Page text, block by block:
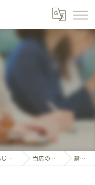
大阪市北区の占いなら「易占元舖かんじんや」 当店の特徴 講座